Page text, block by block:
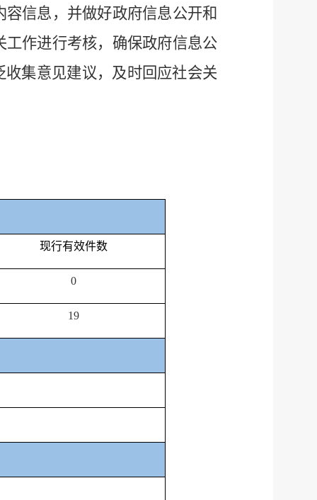
容信息 ，并做好政府信息公开和
作进行考核，确保政府信息公
收集意见建议，及时回应社会关
现行有效件数
0
19